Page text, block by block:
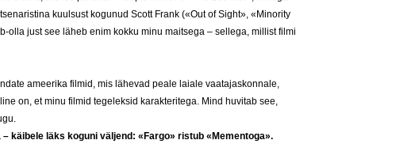
kuulsust kogunud Scott Frank («Out of Sight», «Minority
olla just see läheb enim kokku minu maitsega – sellega, millist filmi
ameerika filmid, mis lähevad peale laiale vaatajaskonnale,
on, et minu filmid tegeleksid karakteritega. Mind huvitab see,
käibele läks koguni väljend: «Fargo» ristub «Mementoga».